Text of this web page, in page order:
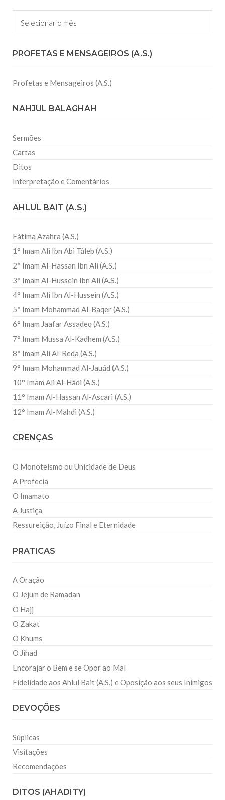
Arquivos
PROFETAS E MENSAGEIROS (A.S.)
Profetas e Mensageiros (A.S.)
NAHJUL BALAGHAH
Sermões
Cartas
Ditos
Interpretação e Comentários
AHLUL BAIT (A.S.)
Fátima Azahra (A.S.)
1° Imam Ali Ibn Abi Táleb (A.S.)
2° Imam Al-Hassan Ibn Ali (A.S.)
3° Imam Al-Hussein Ibn Ali (A.S.)
4° Imam Ali Ibn Al-Hussein (A.S.)
5° Imam Mohammad Al-Baqer (A.S.)
6° Imam Jaafar Assadeq (A.S.)
7° Imam Mussa Al-Kadhem (A.S.)
8° Imam Ali Al-Reda (A.S.)
9° Imam Mohammad Al-Jauád (A.S.)
10° Imam Ali Al-Hádi (A.S.)
11° Imam Al-Hassan Al-Ascari (A.S.)
12° Imam Al-Mahdi (A.S.)
CRENÇAS
O Monoteísmo ou Unicidade de Deus
A Profecia
O Imamato
A Justiça
Ressureição, Juízo Final e Eternidade
PRATICAS
A Oração
O Jejum de Ramadan
O Hajj
O Zakat
O Khums
O Jihad
Encorajar o Bem e se Opor ao Mal
Fidelidade aos Ahlul Bait (A.S.) e Oposição aos seus Inimigos
DEVOÇÕES
Súplicas
Visitações
Recomendações
DITOS (AHADITY)